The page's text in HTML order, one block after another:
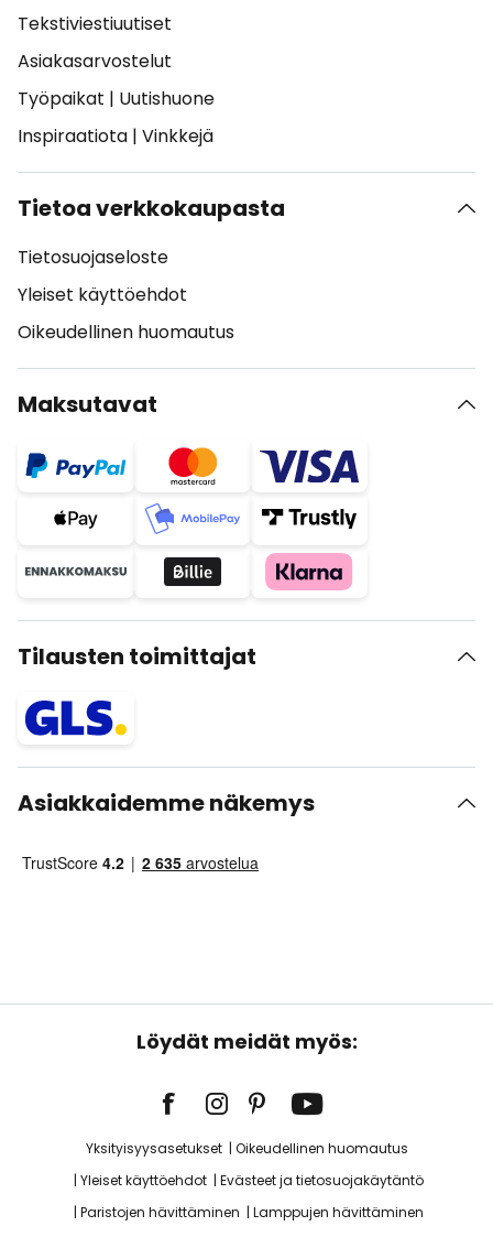
Tekstiviestiuutiset
Asiakasarvostelut
Työpaikat | Uutishuone
Inspiraatiota | Vinkkejä
Tietoa verkkokaupasta
Tietosuojaseloste
Yleiset käyttöehdot
Oikeudellinen huomautus
Maksutavat
Tilausten toimittajat
Asiakkaidemme näkemys
Löydät meidät myös:
Yksityisyysasetukset
Oikeudellinen huomautus
Yleiset käyttöehdot
Evästeet ja tietosuojakäytäntö
Paristojen hävittäminen
Lamppujen hävittäminen